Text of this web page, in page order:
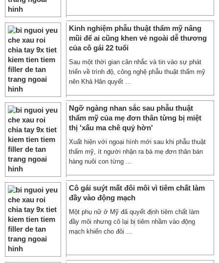
Kinh nghiệm phẫu thuật thẩm mỹ nâng
mũi để ai cũng khen vẻ ngoài dễ thương
của cô gái 22 tuổi
Sau một thời gian cân nhắc và tin vào sự phát
triển về trình độ, công nghệ phẫu thuật thẩm mỹ
nên Khả Hân quyết ...
Ngỡ ngàng nhan sắc sau phẫu thuật
thẩm mỹ của mẹ đơn thân từng bị miệt
thị 'xấu ma chê quỷ hờn'
Xuất hiện với ngoại hình mới sau khi phẫu thuật
thẩm mỹ, ít người nhận ra bà mẹ đơn thân bán
hàng nuôi con từng ...
Cô gái suýt mất đôi môi vì tiêm chất làm
đầy vào động mạch
Một phụ nữ ở Mỹ đã quyết định tiêm chất làm
đầy môi nhưng cô lại bị tiêm nhầm vào động
mạch khiến cho đôi ...